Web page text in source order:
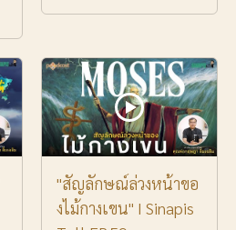
"สัญลักษณ์ล่วงหน้าขอ
งไม้กางเขน" I Sinapis